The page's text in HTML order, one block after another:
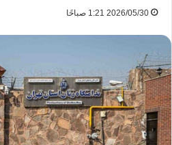
2026/05/30 1:21 صباحًا